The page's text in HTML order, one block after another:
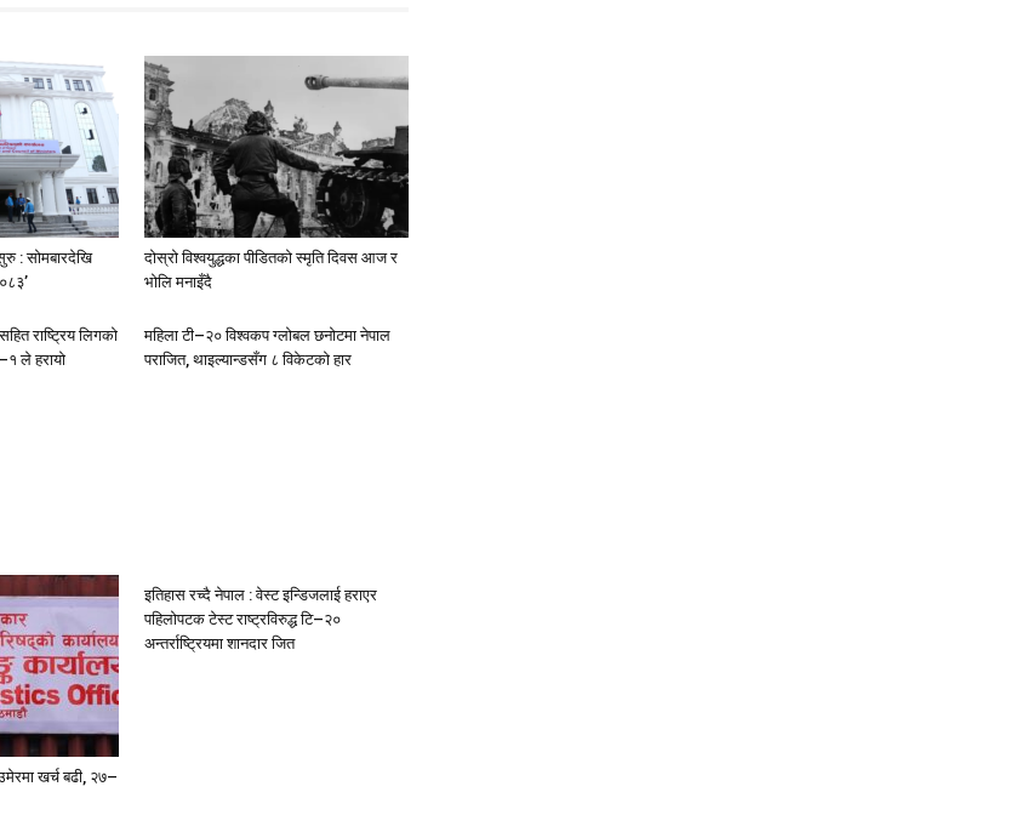
: सोमबारदेखि
दोस्रो विश्वयुद्धका पीडितको स्मृति दिवस आज र
भोलि मनाइँदै
राष्ट्रिय लिगको
ले हरायो
महिला टी–२० विश्वकप ग्लोबल छनोटमा नेपाल
पराजित, थाइल्यान्डसँग ८ विकेटको हार
खर्च बढी, २७–
इतिहास रच्दै नेपाल : वेस्ट इन्डिजलाई हराएर
पहिलोपटक टेस्ट राष्ट्रविरुद्ध टि–२०
अन्तर्राष्ट्रियमा शानदार जित